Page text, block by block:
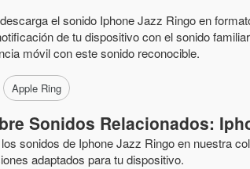
el sonido Iphone Jazz Ringo en
de tu dispositivo con el sonido
móvil con este sonido reconocible.
Apple Ring
Sonidos Relacionados:
sonidos de Iphone Jazz Ringo en nuestra
adaptados para tu dispositivo.